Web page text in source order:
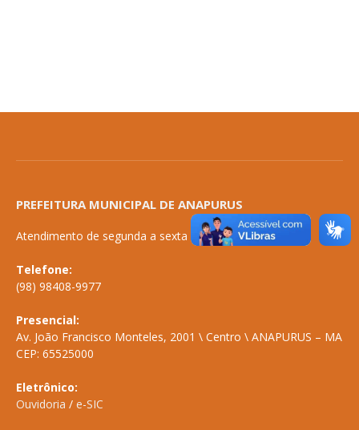
PREFEITURA MUNICIPAL DE ANAPURUS
Atendimento de segunda a sexta de 08:00 às 14:00
Telefone:
(98) 98408-9977
Presencial:
Av. João Francisco Monteles, 2001 \ Centro \ ANAPURUS – MA
CEP: 65525000
Eletrônico:
Ouvidoria / e-SIC